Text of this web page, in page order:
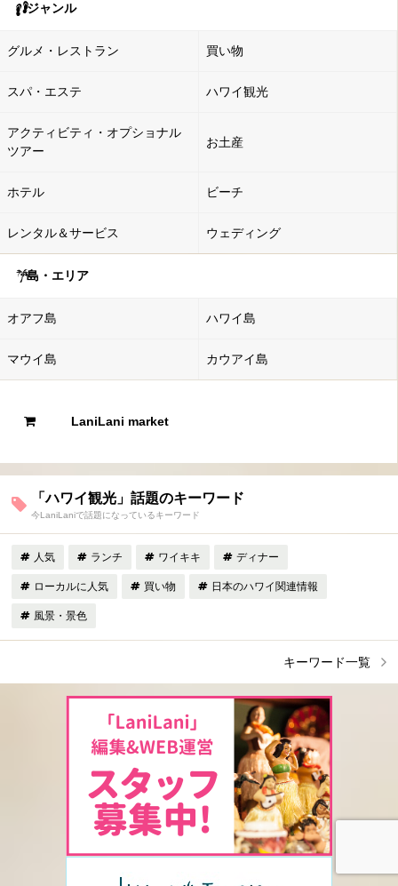
ジャンル
グルメ・レストラン 買い物
スパ・エステ ハワイ観光
アクティビティ・オプショナル
ツアー
お土産
ホテル ビーチ
レンタル＆サービス ウェディング
島・エリア
オアフ島 ハワイ島
マウイ島 カウアイ島
LaniLani market
「ハワイ観光」話題のキーワード
今LaniLaniで話題になっているキーワード
人気 ランチ ワイキキ ディナー
ローカルに人気 買い物 日本のハワイ関連情報
風景・景色
キーワード一覧